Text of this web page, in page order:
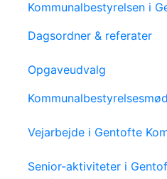
Kommunalbestyrelsen i
Dagsordner & referater
Opgaveudvalg
Vejarbejde i Gentofte
Senior-aktiviteter i